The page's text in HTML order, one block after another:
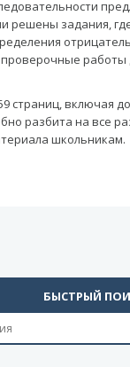
решены задания,
работы
страниц, включая
разбита на все
школьникам.
БЫСТРЫЙ